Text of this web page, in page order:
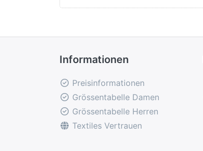
Informationen
Preisinformationen
Grössentabelle Damen
Grössentabelle Herren
Textiles Vertrauen